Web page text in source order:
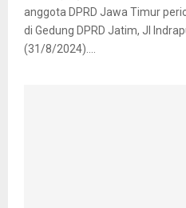
anggota DPRD Jawa Timur
di Gedung DPRD Jatim, Jl
(31/8/2024)....